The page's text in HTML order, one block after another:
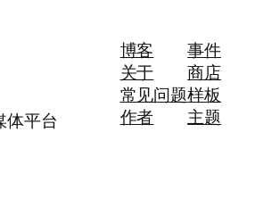
体平台
博客
关于
常见问题
作者
事件
商店
样板
主题